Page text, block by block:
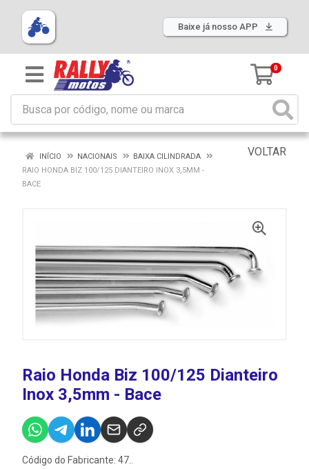
Baixe já nosso APP
0
VOLTAR
INÍCIO NACIONAIS
BAIXA CILINDRADA
RAIO HONDA BIZ 100/125 DIANTEIRO INOX 3,5MM -
BACE
Raio Honda Biz 100/125 Dianteiro
Inox 3,5mm - Bace
Código do Fabricante: 47..